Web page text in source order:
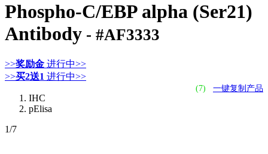
Phospho-C/EBP alpha (Ser21)
Antibody - #AF3333
>>奖励金 进行中>>
>>买2送1 进行中>>
(7) 一键复制产品
IHC
pElisa
1/7